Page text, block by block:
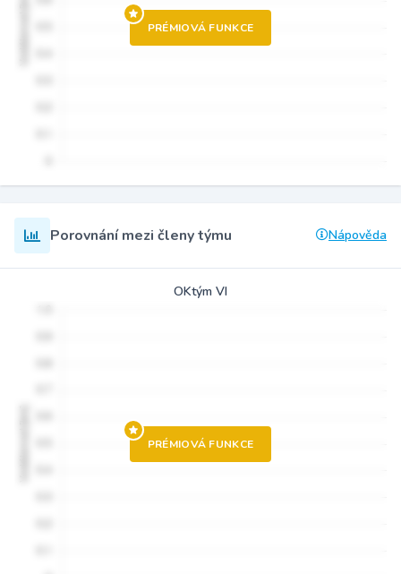
PRÉMIOVÁ FUNKCE
Porovnání mezi členy týmu Nápověda
OKtým VI
PRÉMIOVÁ FUNKCE